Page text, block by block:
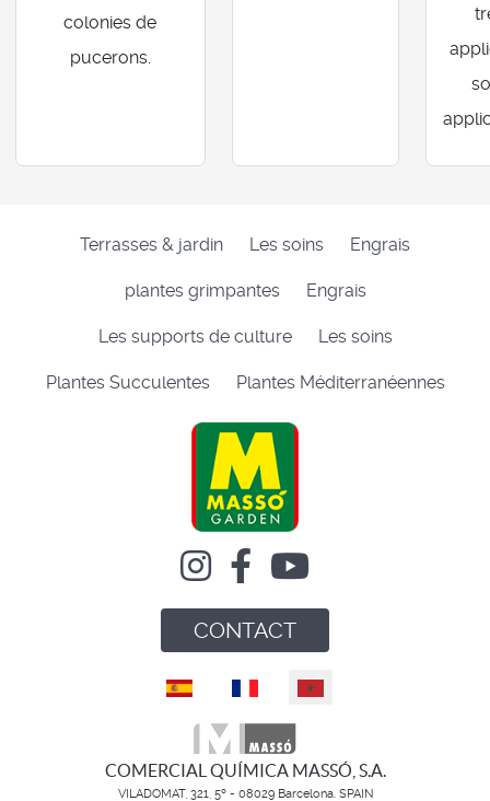
colonies de
pucerons.
Terrasses & jardin Les soins Engrais
plantes grimpantes Engrais
Les supports de culture Les soins
Plantes Succulentes Plantes Méditerranéennes
CONTACT
Select your language
COMERCIAL QUÍMICA MASSÓ, S.A.
VILADOMAT, 321, 5º - 08029 Barcelona. SPAIN